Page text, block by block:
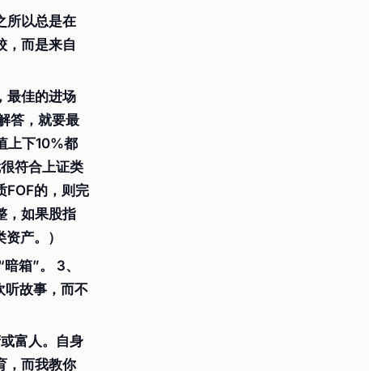
所以总是在
，而是来自
最佳的进场
答，就要最
上下10%都
符合上证类
FOF的，则完
，如果股指
产。）
箱”。 3、
听故事，而不
富人。自身
，而我教你